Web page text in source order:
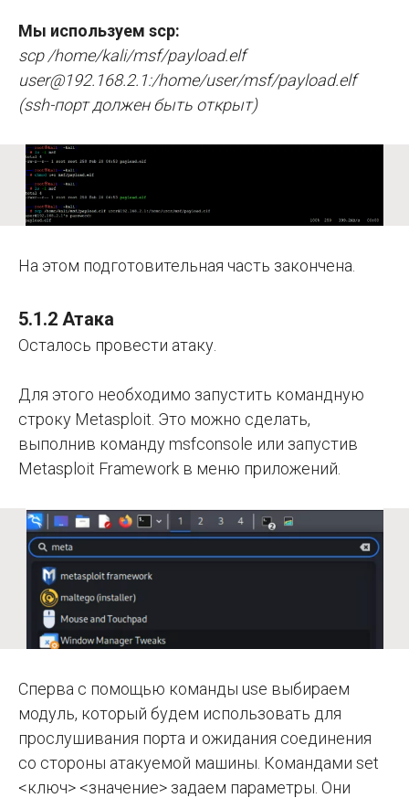
Мы используем scp:
scp /home/kali/msf/payload.elf
user@192.168.2.1:/home/user/msf/payload.elf
(ssh-порт должен быть открыт)
На этом подготовительная часть закончена.
5.1.2 Атака
Осталось провести атаку.
Для этого необходимо запустить командную
строку Metasploit. Это можно сделать,
выполнив команду msfconsole или запустив
Metasploit Framework в меню приложений.
Сперва с помощью команды use выбираем
модуль, который будем использовать для
прослушивания порта и ожидания соединения
со стороны атакуемой машины. Командами set
<ключ> <значение> задаем параметры. Они